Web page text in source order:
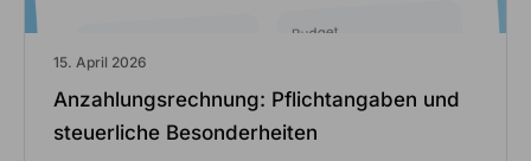
15. April 2026
Anzahlungsrechnung: Pflichtangaben und
steuerliche Besonderheiten